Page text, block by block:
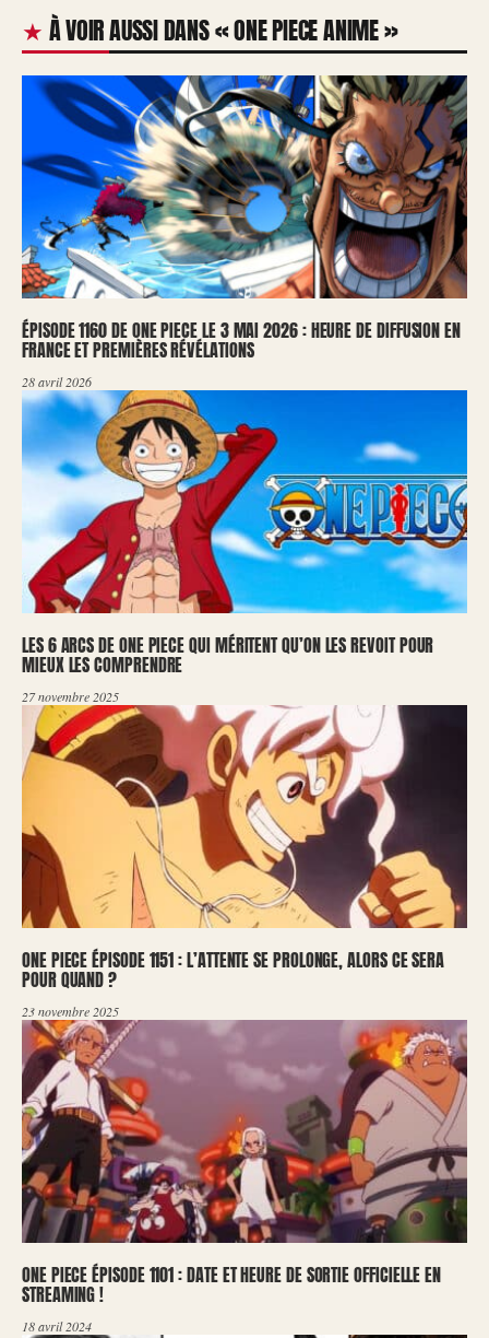
À VOIR AUSSI DANS « ONE PIECE ANIME »
ÉPISODE 1160 DE ONE PIECE LE 3 MAI 2026 : HEURE DE DIFFUSION EN
FRANCE ET PREMIÈRES RÉVÉLATIONS
28 avril 2026
LES 6 ARCS DE ONE PIECE QUI MÉRITENT QU’ON LES REVOIT POUR
MIEUX LES COMPRENDRE
27 novembre 2025
ONE PIECE ÉPISODE 1151 : L’ATTENTE SE PROLONGE, ALORS CE SERA
POUR QUAND ?
23 novembre 2025
ONE PIECE ÉPISODE 1101 : DATE ET HEURE DE SORTIE OFFICIELLE EN
STREAMING !
18 avril 2024